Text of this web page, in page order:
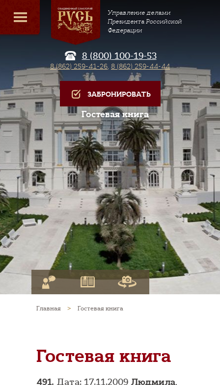
Управление делами
Президента Российской
Федерации
8 (800) 100-19-53
8 (862) 259-41-26, 8 (862) 259-44-44
ЗАБРОНИРОВАТЬ
Гостевая книга
Главная > Гостевая книга
Гостевая книга
491. Дата: 17.11.2009 Людмила,